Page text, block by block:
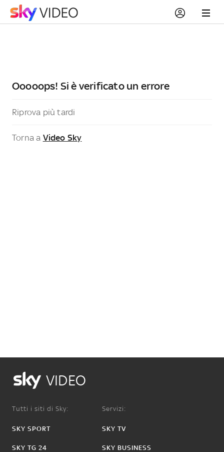
Ooooops! Si è verificato un errore
Riprova più tardi
Torna a Video Sky
VIDEO
Tutti i siti di Sky:
SKY SPORT
SKY TG 24
Servizi:
SKY TV
SKY BUSINESS